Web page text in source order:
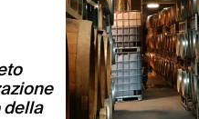
della